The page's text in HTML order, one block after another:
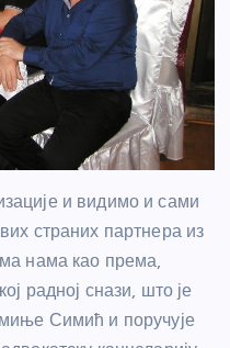
и видимо и сами
страних партнера из
нама као према,
радној снази, што је
Симић и поручује